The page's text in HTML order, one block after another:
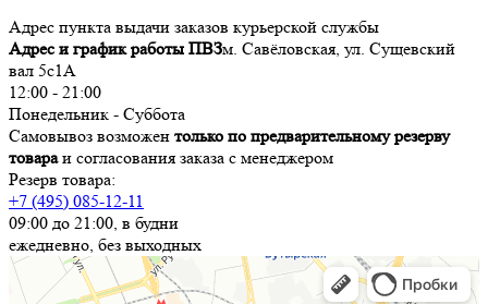
Адрес пункта выдачи заказов курьерской службы
Адрес и график работы ПВЗм. Савёловская, ул. Сущевский
вал 5с1А
12:00 - 21:00
Понедельник - Суббота
Самовывоз возможен только по предварительному резерву
товараи согласования заказа с менеджером
Резерв товара:
+7 (495) 085-12-11
09:00 до 21:00, в будни
ежедневно, без выходных